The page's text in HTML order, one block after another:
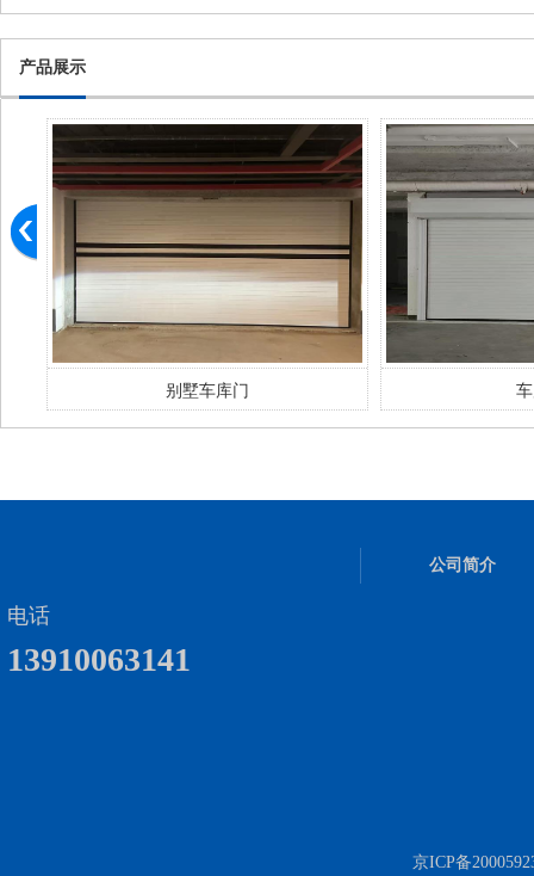
产品展示
车库门 车
电话
13910063141
公司简介
京ICP备